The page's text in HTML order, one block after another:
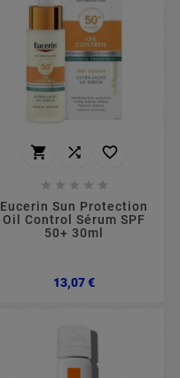
  
    
Eucerin Sun Protection
Oil Control Sérum SPF
50+ 30ml
13,07 €Preço